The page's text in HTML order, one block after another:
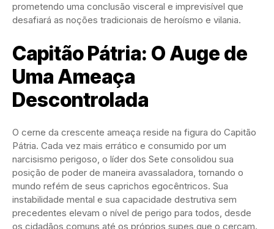
prometendo uma conclusão visceral e imprevisível que
desafiará as noções tradicionais de heroísmo e vilania.
Capitão Pátria: O Auge de
Uma Ameaça
Descontrolada
O cerne da crescente ameaça reside na figura do Capitão
Pátria. Cada vez mais errático e consumido por um
narcisismo perigoso, o líder dos Sete consolidou sua
posição de poder de maneira avassaladora, tornando o
mundo refém de seus caprichos egocêntricos. Sua
instabilidade mental e sua capacidade destrutiva sem
precedentes elevam o nível de perigo para todos, desde
os cidadãos comuns até os próprios supes que o cercam.